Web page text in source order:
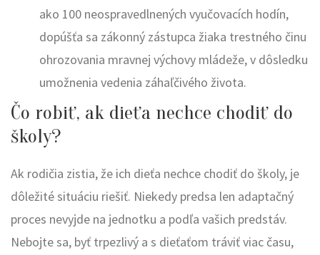
ako 100 neospravedlnených vyučovacích hodín,
dopúšťa sa zákonný zástupca žiaka trestného činu
ohrozovania mravnej výchovy mládeže, v dôsledku
umožnenia vedenia záhaľčivého života.
Čo robiť, ak dieťa nechce chodiť do
školy?
Ak rodičia zistia, že ich dieťa nechce chodiť do školy, je
dôležité situáciu riešiť. Niekedy predsa len adaptačný
proces nevyjde na jednotku a podľa vašich predstáv.
Nebojte sa, byť trpezlivý a s dieťaťom tráviť viac času,